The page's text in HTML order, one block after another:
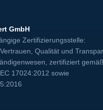
GmbH
Zertifizierungsstelle:
Qualität und
zertifiziert gemäß
17024:2012 sowie